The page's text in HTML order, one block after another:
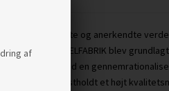
af
er efterspurgte og anerkendte
MØBELFABRIK blev
med en
stædighed fastholdt et højt